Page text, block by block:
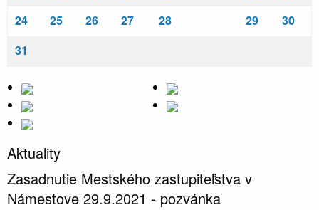
24
25 26 27 28 29
30
31
Aktuality
Zasadnutie Mestského zastupiteľstva v
Námestove 29.9.2021 - pozvánka